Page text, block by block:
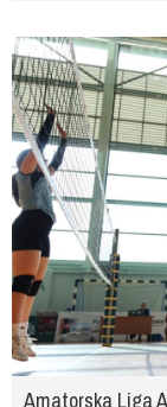
Amatorska Liga